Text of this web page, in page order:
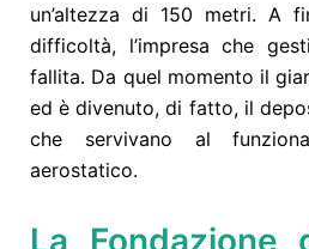
un’altezza di 150 metri. A
difficoltà, l’impresa che
fallita. Da quel momento il
ed è divenuto, di fatto, il
che servivano al
aerostatico.
La Fondazione